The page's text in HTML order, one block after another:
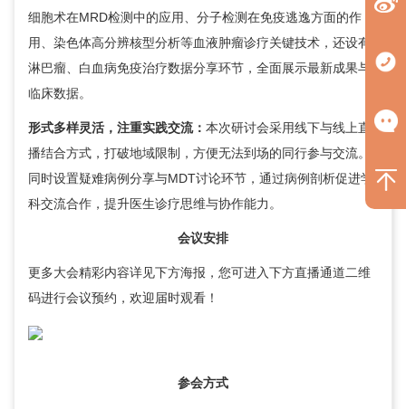
细胞术在MRD检测中的应用、分子检测在免疫逃逸方面的作
用、染色体高分辨核型分析等血液肿瘤诊疗关键技术，还设有
淋巴瘤、白血病免疫治疗数据分享环节，全面展示最新成果与
临床数据。
形式多样灵活，注重实践交流： 本次研讨会采用线下与线上直
播结合方式，打破地域限制，方便无法到场的同行参与交流。
同时设置疑难病例分享与MDT讨论环节，通过病例剖析促进学
科交流合作，提升医生诊疗思维与协作能力。
会议安排
更多大会精彩内容详见下方海报，您可进入下方直播通道二维
码进行会议预约，欢迎届时观看！
参会方式